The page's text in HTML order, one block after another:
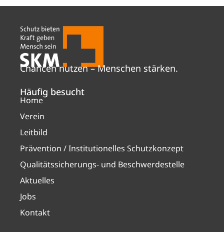
Chancen nutzen – Menschen stärken.
Häufig besucht
Home
Verein
Leitbild
Prävention / Institutionelles Schutzkonzept
Qualitätssicherungs- und Beschwerdestelle
Aktuelles
Jobs
Kontakt